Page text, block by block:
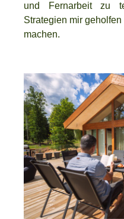
und Fernarbeit zu
Strategien mir
machen.